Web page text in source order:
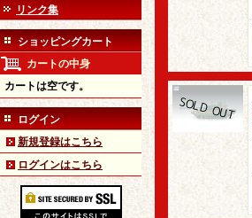
リンク集
ショッピングカート
カートの中身
カートは空です。
ログイン
新規登録はこちら
ログインはこちら